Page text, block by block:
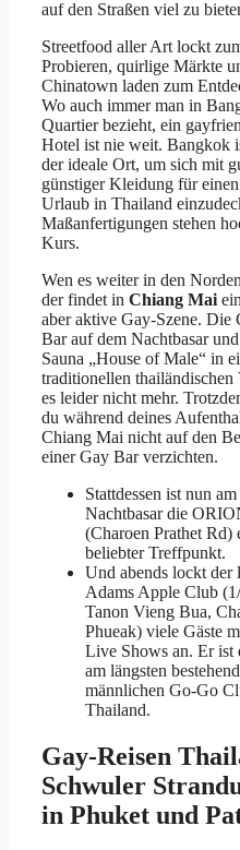
auf den Straßen viel zu
Streetfood aller Art lockt
Probieren, quirlige Märkte
Chinatown laden zum
Wo auch immer man in
Quartier bezieht, ein
Hotel ist nie weit. Bangkok
der ideale Ort, um sich mit
günstiger Kleidung für
Urlaub in Thailand
Maßanfertigungen stehen
Kurs.
Wen es weiter in den
der findet in Chiang Mai
aber aktive Gay-Szene. Die
Bar auf dem Nachtbasar
Sauna „House of Male“ in
traditionellen
es leider nicht mehr.
du während deines
Chiang Mai nicht auf den
einer Gay Bar verzichten.
Stattdessen ist nun am
Nachtbasar die
(Charoen Prathet Rd)
beliebter Treffpunkt.
Und abends lockt der
Adams Apple Club
Tanon Vieng Bua,
Phueak) viele Gäste
Live Shows an. Er ist
am längsten
männlichen Go-Go
Thailand.
Gay-Reisen
Schwuler
in Phuket und